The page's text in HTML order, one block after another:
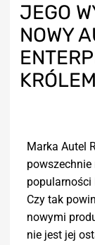
JEGO
NOWY
KRÓLEM
Marka Autel
popularności
Czy tak
nowymi
nie jest jej